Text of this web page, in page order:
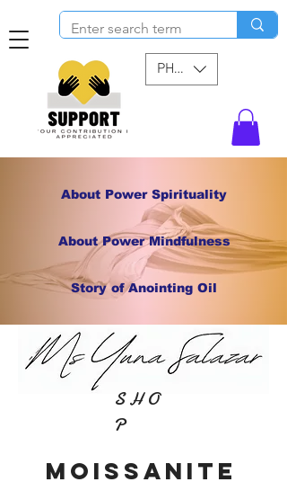
PHP (₱)
About Power Spirituality
About Power Mindfulness
Story of Anointing Oil
S H O
P
mOISSANITE